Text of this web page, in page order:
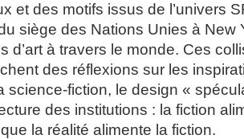
et des motifs issus de l’univers
siège des Nations Unies à New
d’art à travers le monde. Ces
des réflexions sur les
science-fiction, le design «
des institutions : la fiction
la réalité alimente la fiction.